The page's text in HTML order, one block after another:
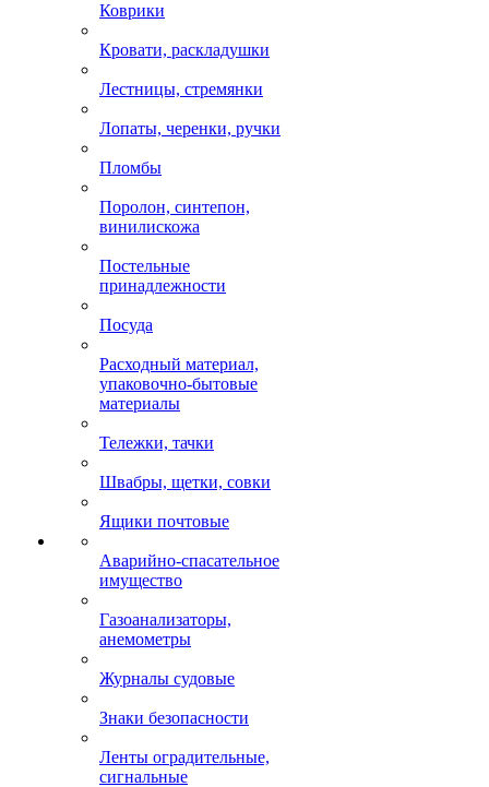
Коврики
Кровати, раскладушки
Лестницы, стремянки
Лопаты, черенки, ручки
Пломбы
Поролон, синтепон,
винилискожа
Постельные
принадлежности
Посуда
Расходный материал,
упаковочно-бытовые
материалы
Тележки, тачки
Швабры, щетки, совки
Ящики почтовые
Аварийно-спасательное
имущество
Газоанализаторы,
анемометры
Журналы судовые
Знаки безопасности
Ленты оградительные,
сигнальные